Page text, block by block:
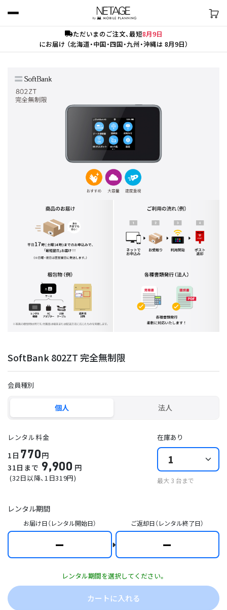
ただいまのご注文、最短8月9日
にお届け （北海道・中国・四国・九州・沖縄は 8月9日）
SoftBank 802ZT 完全無制限
会員種別
個人 法人
レンタル料金
1日 770円
31日まで 9,900 円
(32日以降、1日319円)
在庫あり
最大 3 台まで
レンタル期間
お届け日（レンタル開始日）
ー
ご返却日（レンタル終了日）
ー
レンタル期間を選択してください。
カートに入れる